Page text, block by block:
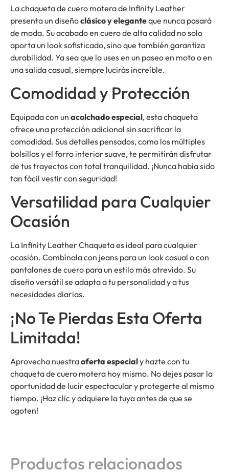
La chaqueta de cuero motera de Infinity Leather
presenta un diseñoclásico y eleganteque nunca pasará
de moda. Su acabado en cuero de alta calidad no solo
aporta un look sofisticado, sino que también garantiza
durabilidad. Ya sea que la uses en un paseo en moto o en
una salida casual, siempre lucirás increíble.
Comodidad y Protección
Equipada con un acolchado especial, esta chaqueta
ofrece una protección adicional sin sacrificar la
comodidad. Sus detalles pensados, como los múltiples
bolsillos y el forro interior suave, te permitirán disfrutar
de tus trayectos con total tranquilidad. ¡Nunca había sido
tan fácil vestir con seguridad!
Versatilidad para Cualquier
Ocasión
La Infinity Leather Chaqueta es ideal para cualquier
ocasión. Combínala con jeans para un look casual o con
pantalones de cuero para un estilo más atrevido. Su
diseño versátil se adapta a tu personalidad y a tus
necesidades diarias.
¡No Te Pierdas Esta Oferta
Limitada!
Aprovecha nuestraoferta especialy hazte con tu
chaqueta de cuero motera hoy mismo. No dejes pasar la
oportunidad de lucir espectacular y protegerte al mismo
tiempo. ¡Haz clic y adquiere la tuya antes de que se
agoten!
Productos relacionados